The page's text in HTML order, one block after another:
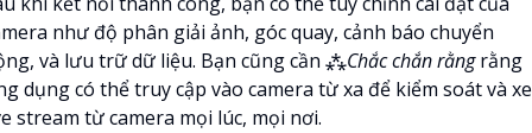
như độ phân giải ảnh, góc quay, cảnh báo chuyển
và lưu trữ dữ liệu. Bạn cũng cần ⁂Chắc chắn rằngrằng
dụng có thể truy cập vào camera từ xa để kiểm soát và
stream từ camera mọi lúc, mọi nơi.